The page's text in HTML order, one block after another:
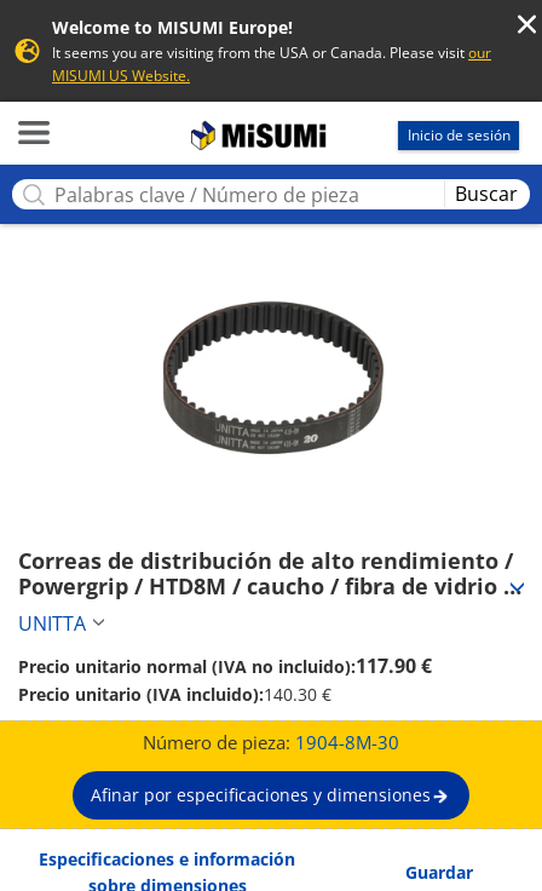
Welcome to MISUMI Europe!
It seems you are visiting from the USA or Canada. Please visitour
MISUMI US Website.
Inicio de sesión
Buscar
Correas de distribución de alto rendimiento /
Powergrip / HTD8M / caucho / fibra de vidrio /
UNITTA  (1904-8M-30)
UNITTA
Precio unitario normal (IVA no incluido):117.90 €
Precio unitario (IVA incluido):140.30 €
Número de pieza: 1904-8M-30
Afinar por especificaciones y dimensiones
Especificaciones e información
sobre dimensiones
Guardar